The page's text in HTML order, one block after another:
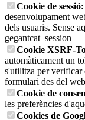
Cookie de sessió:
desenvolupament
dels usuaris. Sense
gegantcat_session
Cookie XSRF-
automàticament un
s'utilitza per verificar
formulari des del
Cookie de
les preferències
Cookies de